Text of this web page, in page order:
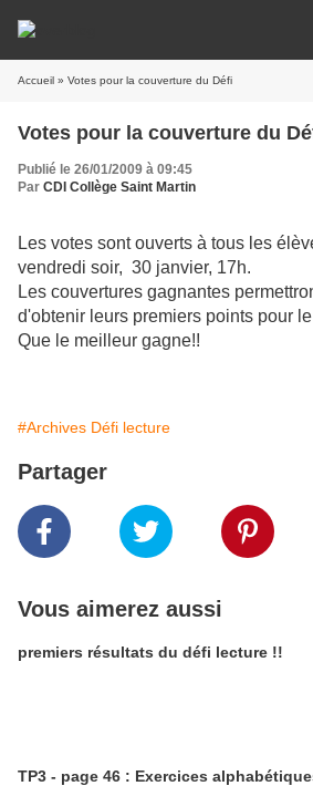
Accueil » Votes pour la couverture du Défi
Votes pour la couverture du
Publié le 26/01/2009 à 09:45
Par CDI Collège Saint Martin
Les votes sont ouverts à tous les
vendredi soir, 30 janvier, 17h.
Les couvertures gagnantes
d'obtenir leurs premiers points pour
Que le meilleur gagne!!
#Archives Défi lecture
Partager
Vous aimerez aussi
premiers résultats du défi lecture !!
TP3 - page 46 : Exercices